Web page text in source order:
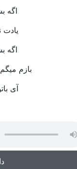
اگه
اگه
بازم
آی